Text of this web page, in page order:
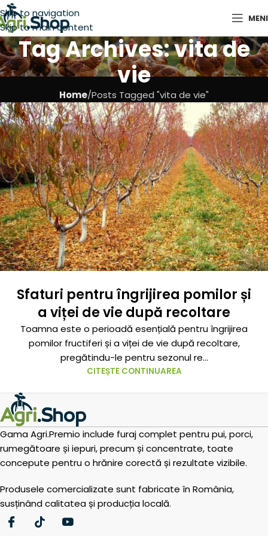
Skip to navigation
Skip to main content
Tag Archives: vita de
vie
Home Posts Tagged "vita de vie"
Sfaturi pentru îngrijirea pomilor și
a viței de vie după recoltare
Toamna este o perioadă esențială pentru îngrijirea
pomilor fructiferi și a viței de vie după recoltare,
pregătindu-le pentru sezonul re...
CITEȘTE CONTINUAREA
Gama Agri.Premio include furaj complet pentru pui, porci,
rumegătoare și iepuri, precum și concentrate, toate
concepute pentru o hrănire corectă și rezultate vizibile.
Produsele comercializate sunt fabricate în România,
susținând calitatea și producția locală.